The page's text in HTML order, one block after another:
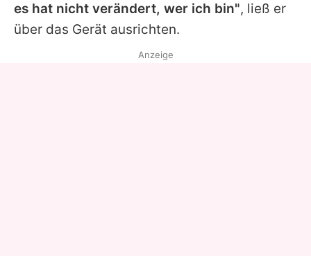
es hat nicht verändert, wer ich bin", ließ er
über das Gerät ausrichten.
Anzeige